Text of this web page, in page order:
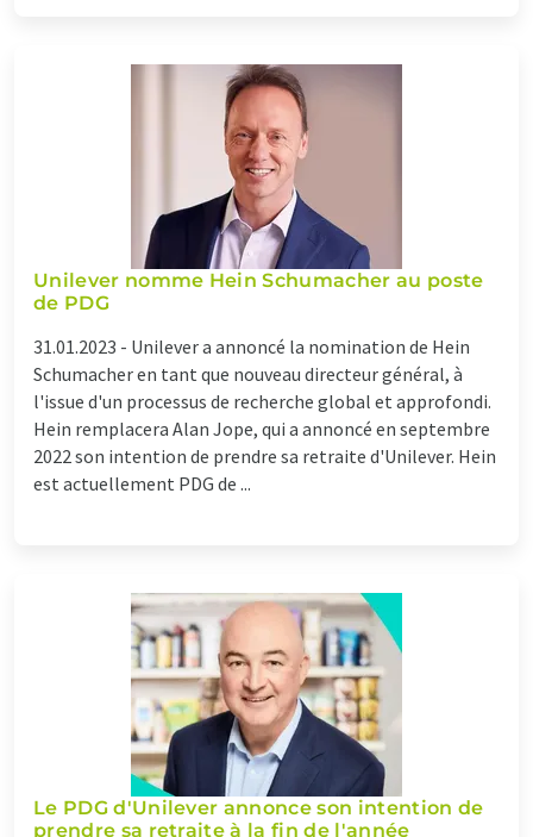
Unilever nomme Hein Schumacher au poste
de PDG
31.01.2023 - Unilever a annoncé la nomination de Hein
Schumacher en tant que nouveau directeur général, à
l'issue d'un processus de recherche global et approfondi.
Hein remplacera Alan Jope, qui a annoncé en septembre
2022 son intention de prendre sa retraite d'Unilever. Hein
est actuellement PDG de ...
Le PDG d'Unilever annonce son intention de
prendre sa retraite à la fin de l'année